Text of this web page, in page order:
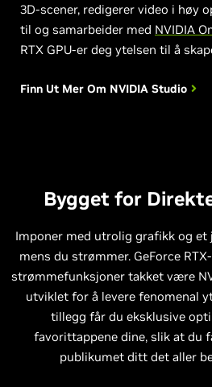
3D-scener, redigerer video i høy
til og samarbeider med NVIDIA
RTX GPU-er deg ytelsen til å
Finn Ut Mer Om NVIDIA Studio
Bygget for
Imponer med utrolig grafikk og et
mens du strømmer. GeForce
strømmefunksjoner takket være
utviklet for å levere fenomenal
tillegg får du eksklusive
favorittappene dine, slik at du
publikumet ditt det aller